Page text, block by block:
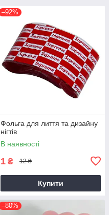
–92%
Фольга для лиття та дизайну
нігтів
В наявності
1 ₴ 12 ₴
Купити
–80%